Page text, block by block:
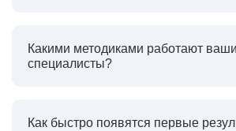
Какими методиками работают ваши
специалисты?
Как быстро появятся первые